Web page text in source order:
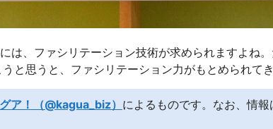
は、ファシリテーション技術が求められますよね
と思うと、ファシリテーション力がもとめられて
ア！（@kagua_biz） によるものです。なお、情